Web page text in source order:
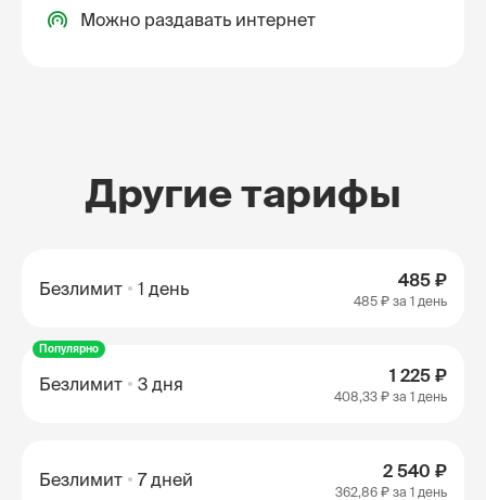
Можно раздавать интернет
Другие тарифы
Безлимит 1 день 485 ₽
485 ₽ за 1 день
Популярно
Безлимит 3 дня 1 225 ₽
408,33 ₽ за 1 день
Безлимит 7 дней 2 540 ₽
362,86 ₽ за 1 день